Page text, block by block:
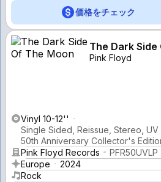
価格をチェック
The Dark
Pink Floyd
Vinyl 10-12''
Single Sided, Reissue, Stereo, UV
50th Anniversary Collector's
Pink Floyd Records
PFR50UVLP
Europe
2024
Rock